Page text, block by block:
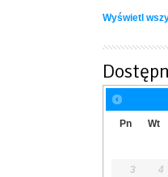
Wyświetl
Pn Wt
3
4